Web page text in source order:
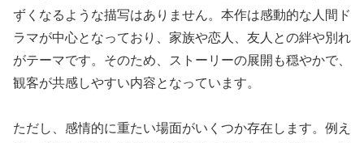
ずくなるような描写はありません。本作は感動的な人間ド
ラマが中心となっており、家族や恋人、友人との絆や別れ
がテーマです。そのため、ストーリーの展開も穏やかで、
観客が共感しやすい内容となっています。
ただし、感情的に重たい場面がいくつか存在します。例え